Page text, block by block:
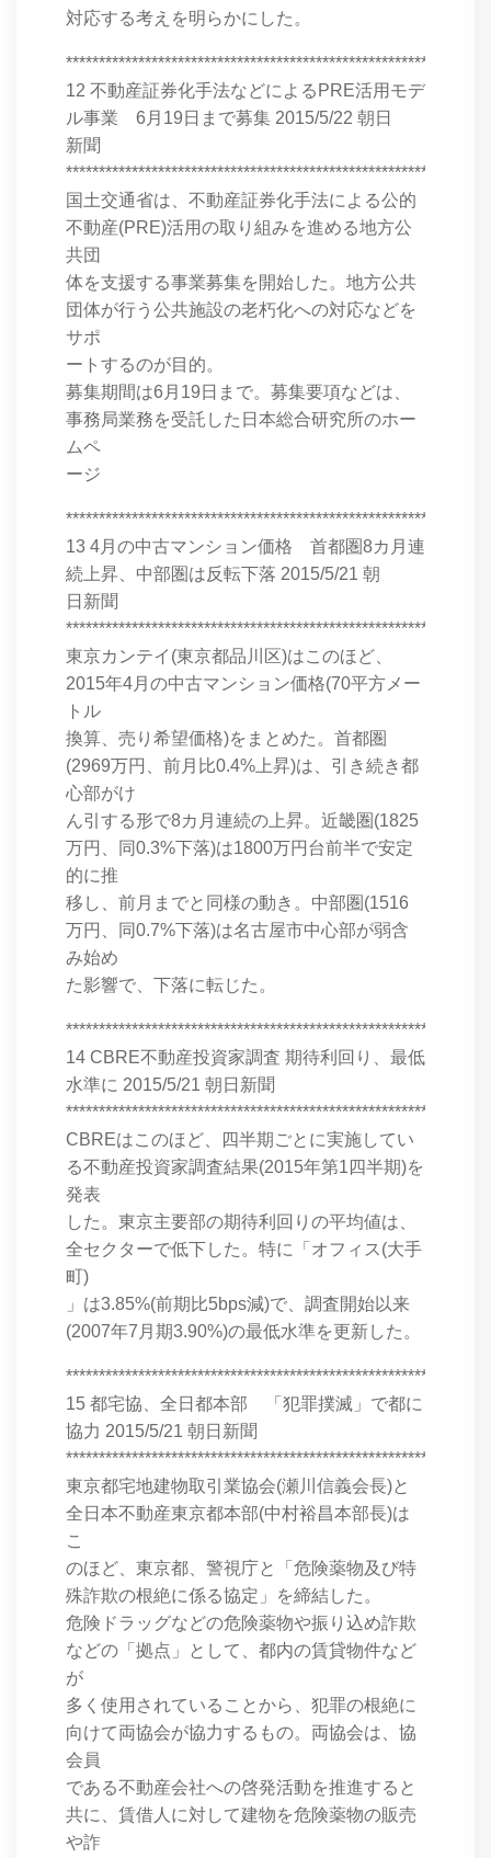
対応する考えを明らかにした。
12 不動産証券化手法などによるPRE活用モデ
ル事業 6月19日まで募集 2015/5/22 朝日
新聞
国土交通省は、不動産証券化手法による公的
不動産(PRE)活用の取り組みを進める地方公
共団
体を支援する事業募集を開始した。地方公共
団体が行う公共施設の老朽化への対応などを
サポ
ートするのが目的。
募集期間は6月19日まで。募集要項などは、
事務局業務を受託した日本総合研究所のホー
ムペ
ージ
13 4月の中古マンション価格 首都圏8カ月連
続上昇、中部圏は反転下落 2015/5/21 朝
日新聞
東京カンテイ(東京都品川区)はこのほど、
2015年4月の中古マンション価格(70平方メー
トル
換算、売り希望価格)をまとめた。首都圏
(2969万円、前月比0.4%上昇)は、引き続き都
心部がけ
ん引する形で8カ月連続の上昇。近畿圏(1825
万円、同0.3%下落)は1800万円台前半で安定
的に推
移し、前月までと同様の動き。中部圏(1516
万円、同0.7%下落)は名古屋市中心部が弱含
み始め
た影響で、下落に転じた。
14 CBRE不動産投資家調査 期待利回り、最低
水準に 2015/5/21 朝日新聞
CBREはこのほど、四半期ごとに実施してい
る不動産投資家調査結果(2015年第1四半期)を
発表
した。東京主要部の期待利回りの平均値は、
全セクターで低下した。特に「オフィス(大手
町)
」は3.85%(前期比5bps減)で、調査開始以来
(2007年7月期3.90%)の最低水準を更新した。
15 都宅協、全日都本部 「犯罪撲滅」で都に
協力 2015/5/21 朝日新聞
東京都宅地建物取引業協会(瀬川信義会長)と
全日本不動産東京都本部(中村裕昌本部長)は
こ
のほど、東京都、警視庁と「危険薬物及び特
殊詐欺の根絶に係る協定」を締結した。
危険ドラッグなどの危険薬物や振り込め詐欺
などの「拠点」として、都内の賃貸物件など
が
多く使用されていることから、犯罪の根絶に
向けて両協会が協力するもの。両協会は、協
会員
である不動産会社への啓発活動を推進すると
共に、賃借人に対して建物を危険薬物の販売
や詐